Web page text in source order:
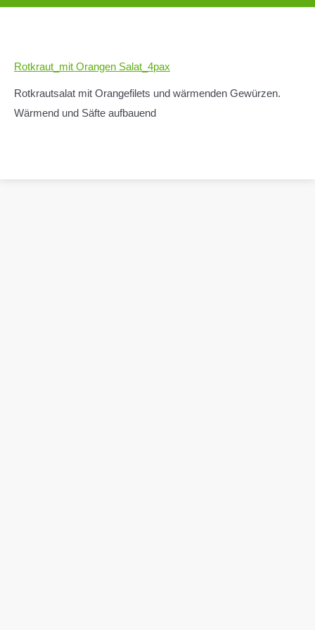
Rotkraut_mit Orangen Salat_4pax
Rotkrautsalat mit Orangefilets und wärmenden Gewürzen.
Wärmend und Säfte aufbauend